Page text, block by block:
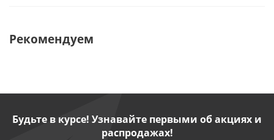
Рекомендуем
Будьте в курсе! Узнавайте первыми об акциях и
распродажах!